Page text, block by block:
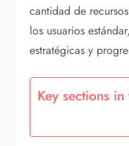
cantidad de
los usuarios
estratégicas y
Key sections